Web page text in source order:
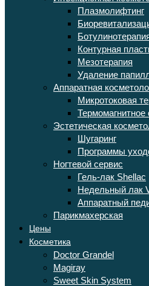
Плазмолифтинг
Контурная
Мезотерапия
Удаление
Аппаратная
Микротоковая
Эстетическая
Шугаринг
Программы
Ногтевой сервис
Гель-лак Shellac
Недельный лак
Аппаратный
Парикмахерская
Цены
Косметика
Doctor Grandel
Magiray
Sweet Skin System